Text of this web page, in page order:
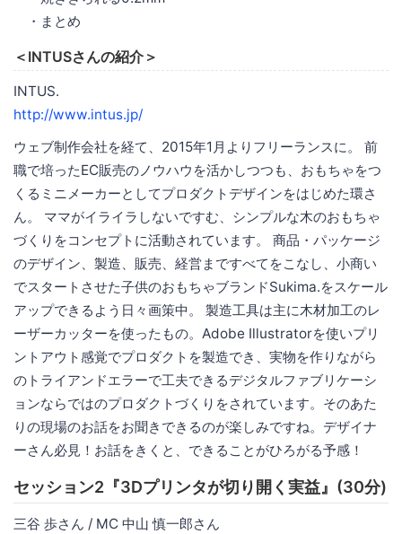
・まとめ
＜INTUSさんの紹介＞
INTUS.
http://www.intus.jp/
ウェブ制作会社を経て、2015年1月よりフリーランスに。 前
職で培ったEC販売のノウハウを活かしつつも、おもちゃをつ
くるミニメーカーとしてプロダクトデザインをはじめた環さ
ん。 ママがイライラしないですむ、シンプルな木のおもちゃ
づくりをコンセプトに活動されています。 商品・パッケージ
のデザイン、製造、販売、経営まですべてをこなし、小商い
でスタートさせた子供のおもちゃブランドSukima.をスケール
アップできるよう日々画策中。 製造工具は主に木材加工のレ
ーザーカッターを使ったもの。Adobe Illustratorを使いプリ
ントアウト感覚でプロダクトを製造でき、実物を作りながら
のトライアンドエラーで工夫できるデジタルファブリケーシ
ョンならではのプロダクトづくりをされています。そのあた
りの現場のお話をお聞きできるのが楽しみですね。デザイナ
ーさん必見！お話をきくと、できることがひろがる予感！
セッション2『3Dプリンタが切り開く実益』(30分)
三谷 歩さん / MC 中山 慎一郎さん